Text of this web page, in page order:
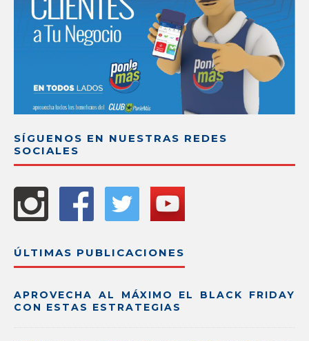
SÍGUENOS EN NUESTRAS REDES
SOCIALES
ÚLTIMAS PUBLICACIONES
APROVECHA AL MÁXIMO EL BLACK FRIDAY
CON ESTAS ESTRATEGIAS